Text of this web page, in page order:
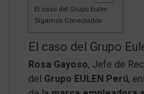
El caso del Grupo Eulen
Sigamos Conectados
El caso del Grupo
Rosa Gayoso, Jefe de
del Grupo EULEN Perú,